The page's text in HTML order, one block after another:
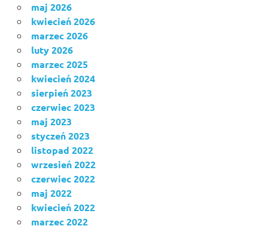
maj 2026
kwiecień 2026
marzec 2026
luty 2026
marzec 2025
kwiecień 2024
sierpień 2023
czerwiec 2023
maj 2023
styczeń 2023
listopad 2022
wrzesień 2022
czerwiec 2022
maj 2022
kwiecień 2022
marzec 2022